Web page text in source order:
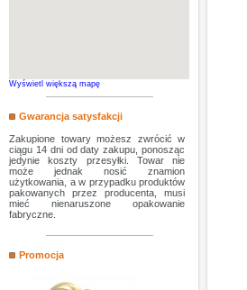
Wyświetl większą mapę
Gwarancja satysfakcji
Zakupione towary możesz zwrócić w
ciągu 14 dni od daty zakupu, ponosząc
jedynie koszty przesyłki. Towar nie
może jednak nosić znamion
użytkowania, a w przypadku produktów
pakowanych przez producenta, musi
mieć nienaruszone opakowanie
fabryczne.
Promocja